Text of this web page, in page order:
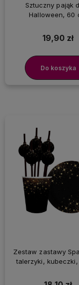
Sztuczny pająk
Halloween, 60
19,90 zł
Do koszyka
Zestaw zastawy
talerzyki, kubeczki,